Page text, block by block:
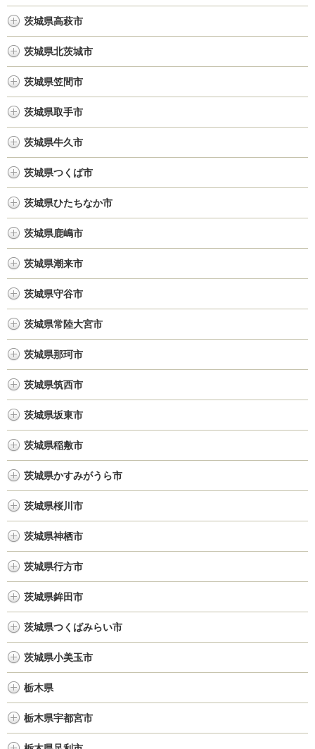
茨城県高萩市
茨城県北茨城市
茨城県笠間市
茨城県取手市
茨城県牛久市
茨城県つくば市
茨城県ひたちなか市
茨城県鹿嶋市
茨城県潮来市
茨城県守谷市
茨城県常陸大宮市
茨城県那珂市
茨城県筑西市
茨城県坂東市
茨城県稲敷市
茨城県かすみがうら市
茨城県桜川市
茨城県神栖市
茨城県行方市
茨城県鉾田市
茨城県つくばみらい市
茨城県小美玉市
栃木県
栃木県宇都宮市